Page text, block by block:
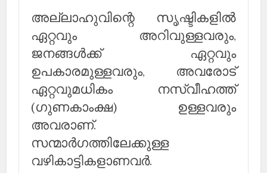
അല്ലാഹുവിന്റെ സൃഷ്ടികളില്‍
ഏറ്റവും അറിവുള്ളവരും,
ജനങ്ങള്‍ക്ക് ഏറ്റവും
ഉപകാരമുള്ളവരും, അവരോട്
ഏറ്റവുമധികം നസ്വീഹത്ത്
(ഗുണകാംക്ഷ) ഉള്ളവരും
അവരാണ്.
സന്മാര്‍ഗത്തിലേക്കുള്ള
വഴികാട്ടികളാണവര്‍.